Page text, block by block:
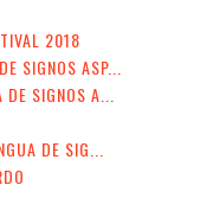
2018
SIGNOS ASP...
SIGNOS A...
DE SIG...